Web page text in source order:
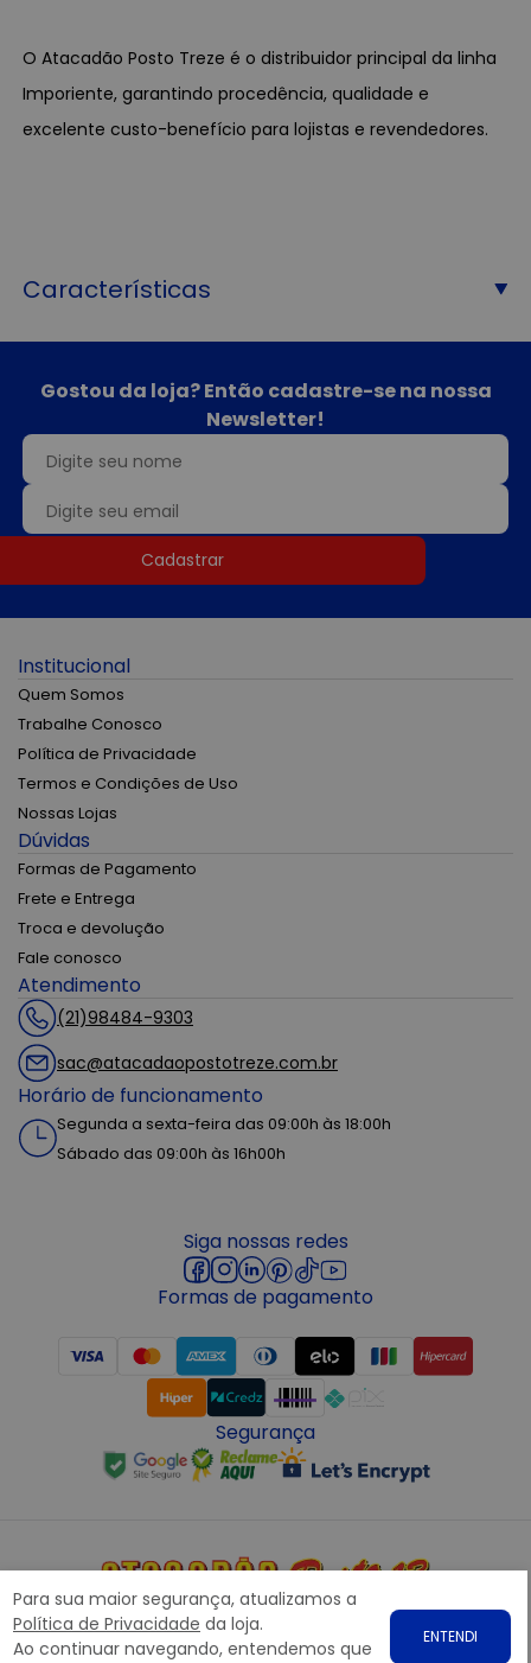
Para sua maior segurança, atualizamos a
Política de Privacidade da loja.
Ao continuar navegando, entendemos que
ENTENDI
O Atacadão Posto Treze é o distribuidor principal da linha
Imporiente, garantindo procedência, qualidade e
excelente custo-benefício para lojistas e revendedores.
Características
Gostou da loja? Então cadastre-se na nossa
Newsletter!
Cadastrar
Institucional
Quem Somos
Trabalhe Conosco
Política de Privacidade
Termos e Condições de Uso
Nossas Lojas
Dúvidas
Formas de Pagamento
Frete e Entrega
Troca e devolução
Fale conosco
Atendimento
(21)98484-9303
sac@atacadaopostotreze.com.br
Horário de funcionamento
Segunda a sexta-feira das 09:00h às 18:00h
Sábado das 09:00h às 16h00h
Siga nossas redes
Formas de pagamento
Segurança
Copyright © 2022 ATACADÃO POSTO 13 - Todos os direitos
reservados. CNPJ: 15.360.767/0001-07